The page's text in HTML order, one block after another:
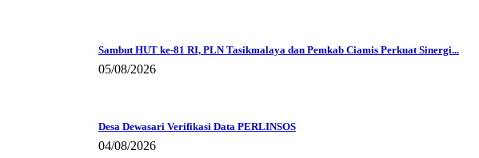
Sambut HUT ke-81 RI, PLN Tasikmalaya dan Pemkab Ciamis Perkuat Sinergi...
05/08/2026
Desa Dewasari Verifikasi Data PERLINSOS
04/08/2026